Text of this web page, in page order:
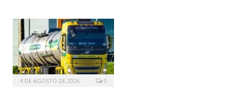
4 DE AGOSTO DE 2026 0